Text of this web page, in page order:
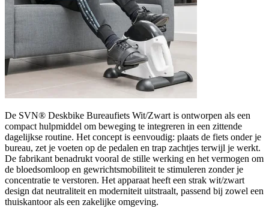
De SVN® Deskbike Bureaufiets Wit/Zwart is ontworpen als een
compact hulpmiddel om beweging te integreren in een zittende
dagelijkse routine. Het concept is eenvoudig: plaats de fiets onder je
bureau, zet je voeten op de pedalen en trap zachtjes terwijl je werkt.
De fabrikant benadrukt vooral de stille werking en het vermogen om
de bloedsomloop en gewrichtsmobiliteit te stimuleren zonder je
concentratie te verstoren. Het apparaat heeft een strak wit/zwart
design dat neutraliteit en moderniteit uitstraalt, passend bij zowel een
thuiskantoor als een zakelijke omgeving.